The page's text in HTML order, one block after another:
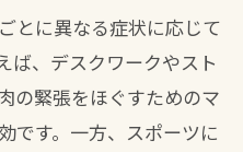
とに異なる症状に応じて
ば、デスクワークやスト
の緊張をほぐすためのマ
です。一方、スポーツに